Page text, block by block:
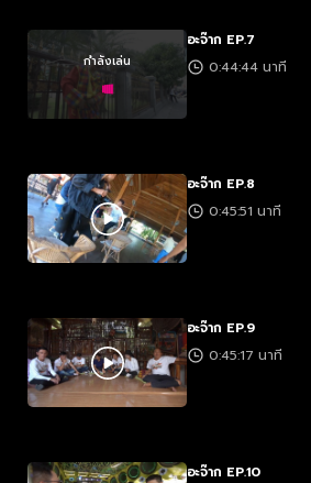
กำลังเล่น
อะจ๊าก EP.7
0:44:44 นาที
อะจ๊าก EP.8
0:45:51 นาที
อะจ๊าก EP.9
0:45:17 นาที
อะจ๊าก EP.10